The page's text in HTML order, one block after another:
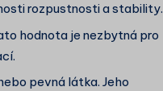
rozpustnosti a stability.
hodnota je nezbytná pro
pevná látka. Jeho